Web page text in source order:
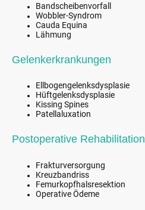
Bandscheibenvorfall
Wobbler-Syndrom
Cauda Equina
Lähmung
Gelenkerkrankungen
Ellbogengelenksdysplasie
Hüftgelenksdysplasie
Kissing Spines
Patellaluxation
Postoperative Rehabilitation
Frakturversorgung
Kreuzbandriss
Femurkopfhalsresektion
Operative Ödeme